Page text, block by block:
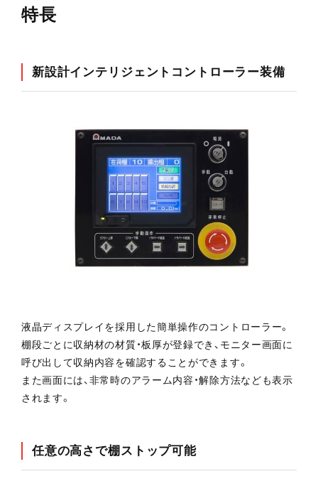
メルマガ登録
お問い合わせ
実機見学申し込み
特長
新設計インテリジェントコントローラー装備
液晶ディスプレイを採用した簡単操作のコントローラー。
棚段ごとに収納材の材質・板厚が登録でき、モニター画面に
呼び出して収納内容を確認することができます。
また画面には、非常時のアラーム内容・解除方法なども表示
されます。
任意の高さで棚ストップ可能